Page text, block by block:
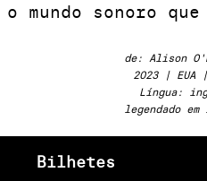
o mundo sonoro
de: Alison
2023 | EUA
Língua:
legendado
Bilhetes